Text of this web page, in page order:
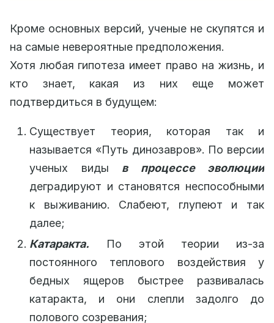
Кроме основных версий, ученые не скупятся и
на самые невероятные предположения.
Хотя любая гипотеза имеет право на жизнь, и
кто знает, какая из них еще может
подтвердиться в будущем:
Существует теория, которая так и
называется «Путь динозавров». По версии
ученых виды в процессе эволюции
деградируют и становятся неспособными
к выживанию. Слабеют, глупеют и так
далее;
Катаракта. По этой теории из-за
постоянного теплового воздействия у
бедных ящеров быстрее развивалась
катаракта, и они слепли задолго до
полового созревания;